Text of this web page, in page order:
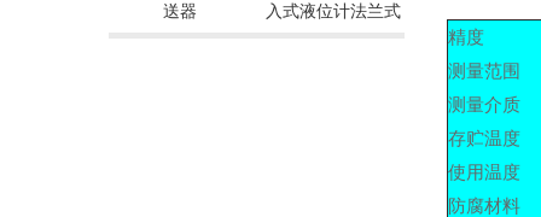
送器 入式液位计法兰式
精度
测量范围
测量介质
存贮温度
使用温度
防腐材料